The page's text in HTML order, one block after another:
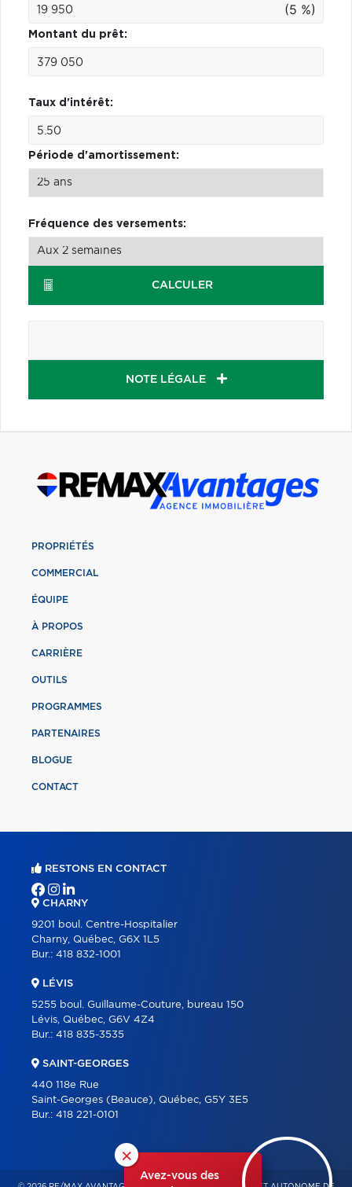
(5 %)
Montant du prêt:
Taux d'intérêt:
Période d'amortissement:
Fréquence des versements:
CALCULER
NOTE LÉGALE
×
Avez-vous des
PROPRIÉTÉS
COMMERCIAL
ÉQUIPE
À PROPOS
CARRIÈRE
OUTILS
PROGRAMMES
PARTENAIRES
BLOGUE
CONTACT
RESTONS EN CONTACT
CHARNY
9201 boul. Centre-Hospitalier
Charny, Québec, G6X 1L5
Bur.: 418 832-1001
LÉVIS
5255 boul. Guillaume-Couture, bureau 150
Lévis, Québec, G6V 4Z4
Bur.: 418 835-3535
SAINT-GEORGES
440 118e Rue
Saint-Georges (Beauce), Québec, G5Y 3E5
Bur.: 418 221-0101